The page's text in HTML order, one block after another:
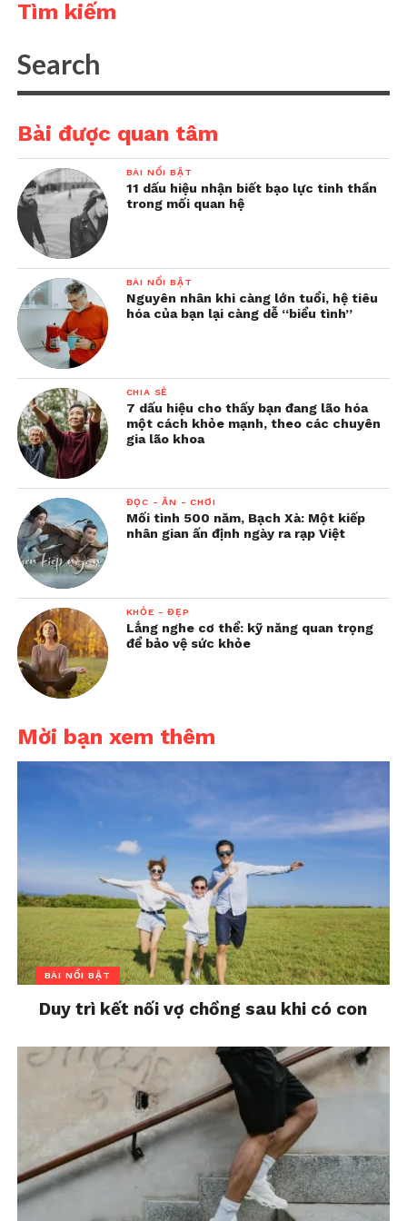
Tìm kiếm
Bài được quan tâm
BÀI NỔI BẬT
11 dấu hiệu nhận biết bạo lực tinh thần
trong mối quan hệ
BÀI NỔI BẬT
Nguyên nhân khi càng lớn tuổi, hệ tiêu
hóa của bạn lại càng dễ “biểu tình”
CHIA SẺ
7 dấu hiệu cho thấy bạn đang lão hóa
một cách khỏe mạnh, theo các chuyên
gia lão khoa
ĐỌC - ĂN - CHƠI
Mối tình 500 năm, Bạch Xà: Một kiếp
nhân gian ấn định ngày ra rạp Việt
KHỎE - ĐẸP
Lắng nghe cơ thể: kỹ năng quan trọng
để bảo vệ sức khỏe
Mời bạn xem thêm
BÀI NỔI BẬT
Duy trì kết nối vợ chồng sau khi có con